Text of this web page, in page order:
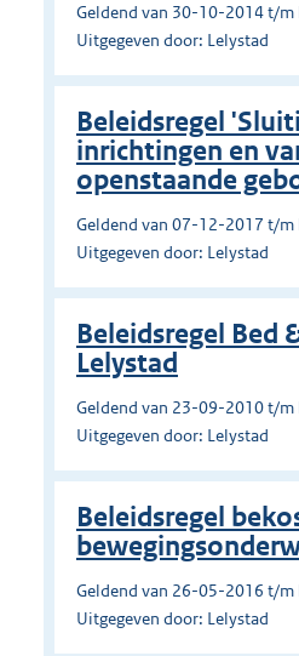
Geldend van 30-10-2014 t/m
Uitgegeven door: Lelystad
Beleidsregel
inrichtingen en
openstaande
Geldend van 07-12-2017 t/m
Uitgegeven door: Lelystad
Beleidsregel Bed
Lelystad
Geldend van 23-09-2010 t/m
Uitgegeven door: Lelystad
Beleidsregel
Geldend van 26-05-2016 t/m
Uitgegeven door: Lelystad